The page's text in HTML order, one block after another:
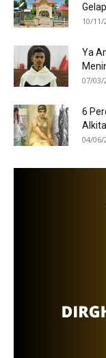
10/11/
Ya
07/03/
6
04/06/